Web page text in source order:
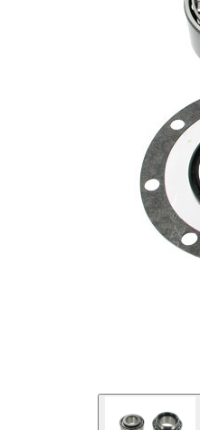
completare/
suplimentar 2
Diametru
interior 1
Diametru
interior 2
Listă de
Nume
articol